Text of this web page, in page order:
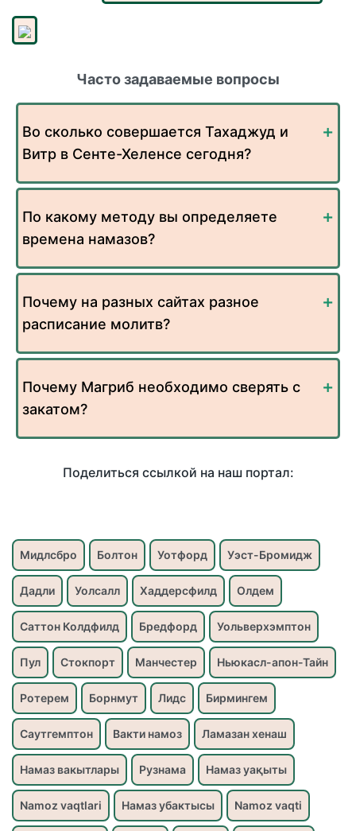
Часто задаваемые вопросы
Во сколько совершается Тахаджуд и
Витр в Сенте-Хеленсе сегодня?
По какому методу вы определяете
времена намазов?
Почему на разных сайтах разное
расписание молитв?
Почему Магриб необходимо сверять с
закатом?
Поделиться ссылкой на наш портал:
Мидлсбро Болтон Уотфорд Уэст-Бромидж
Дадли Уолсалл Хаддерсфилд Олдем
Саттон Колдфилд Бредфорд Уольверхэмптон
Пул Стокпорт Манчестер Ньюкасл-апон-Тайн
Ротерем Борнмут Лидс Бирмингем
Саутгемптон Вакти намоз Ламазан хенаш
Намаз вакытлары Рузнама Намаз уақыты
Namoz vaqtlari Намаз убактысы Namoz vaqti